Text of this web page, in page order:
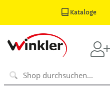
Kataloge